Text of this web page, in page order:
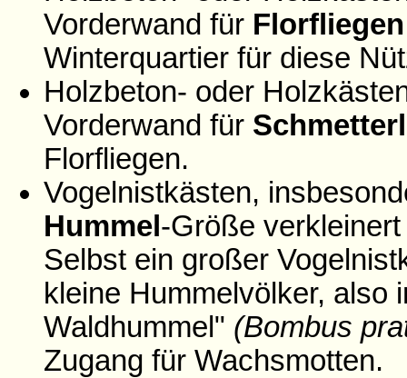
Vorderwand für Florfliegen
Winterquartier für diese
Holzbeton- oder
Vorderwand für
Florfliegen.
Vogelnistkästen,
Hummel-Größe
Selbst ein großer
kleine Hummelvölker, also
Waldhummel" (Bombus
Zugang für Wachsmotten.